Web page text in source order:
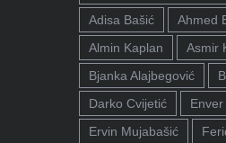
Adisa Bašić
Ahmed
Almin Kaplan
Asmir
Bjanka Alajbegović
Darko Cvijetić
Ervin Mujabašić